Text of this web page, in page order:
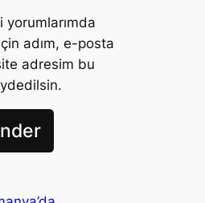
yorumlarımda
adım, e-posta
adresim bu